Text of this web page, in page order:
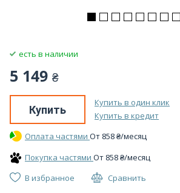
есть в наличии
5 149 ₴
Купить
Купить в один клик
Купить в кредит
Оплата частями От 858₴/месяц
Покупка частями От 858₴/месяц
В избранное
Сравнить